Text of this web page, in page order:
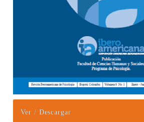
Ver / Descargar